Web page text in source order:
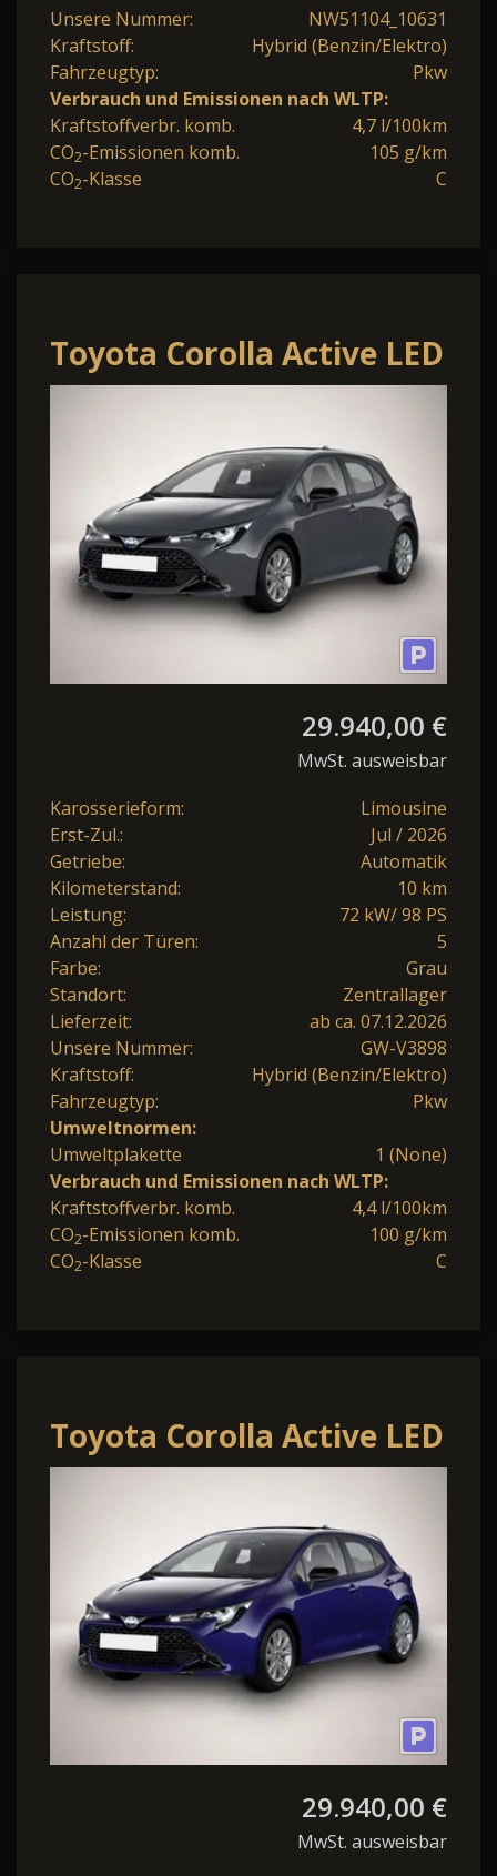
Unsere Nummer:
NW51104_10631
Kraftstoff:
Hybrid (Benzin/Elektro)
Fahrzeugtyp:
Pkw
Verbrauch und Emissionen nach WLTP:
Kraftstoffverbr. komb.
4,7 l/100km
CO2-Emissionen komb.
105 g/km
CO2-Klasse C
Toyota Corolla Active LED
Nav DIgC Kam
10.5"Touch LM16"
29.940,00 €
MwSt. ausweisbar
Karosserieform:
Limousine
Erst-Zul.:
Jul / 2026
Getriebe:
Automatik
Kilometerstand:
10 km
Leistung:
72 kW/ 98 PS
Anzahl der Türen:
5
Farbe:
Grau
Standort:
Zentrallager
Lieferzeit:
ab ca. 07.12.2026
Unsere Nummer:
GW-V3898
Kraftstoff:
Hybrid (Benzin/Elektro)
Fahrzeugtyp:
Pkw
Umweltnormen:
Umweltplakette
1 (None)
Verbrauch und Emissionen nach WLTP:
Kraftstoffverbr. komb.
4,4 l/100km
CO2-Emissionen komb.
100 g/km
CO2-Klasse C
Toyota Corolla Active LED
Nav DIgC Kam
10.5"Touch LM16"
29.940,00 €
MwSt. ausweisbar